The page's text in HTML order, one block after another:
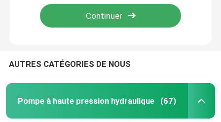
AUTRES CATÉGORIES DE NOUS
Pompe à haute pression hydraulique (67)